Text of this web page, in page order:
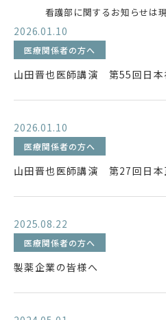
看護部に関するお知らせは
2026.01.10
医療関係者の方へ
山田晋也医師講演 第55回日本
2026.01.10
医療関係者の方へ
山田晋也医師講演 第27回日本
2025.08.22
医療関係者の方へ
製薬企業の皆様へ